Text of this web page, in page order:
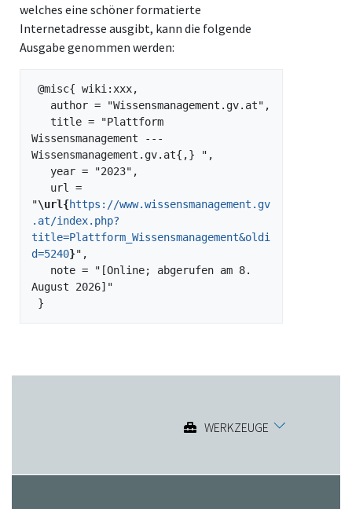
welches eine schöner formatierte
Internetadresse ausgibt, kann die folgende
Ausgabe genommen werden:
Wissensmanagement ---
Wissensmanagement.gv.at{,} ",
"\url{https://www.wissensmanagement.gv
.at/index.php?
title=Plattform_Wissensmanagement&oldi
d=5240}",
August 2026]"
WERKZEUGE